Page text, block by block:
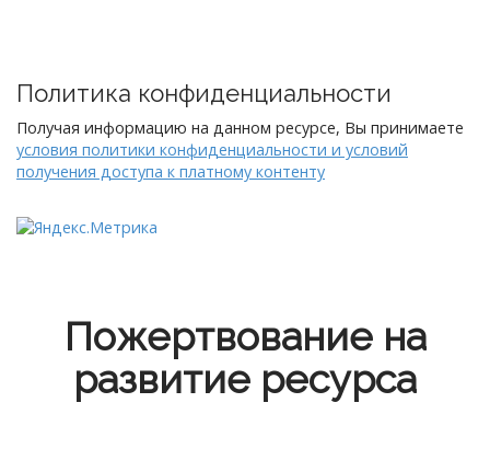
Политика конфиденциальности
Получая информацию на данном ресурсе, Вы принимаете
условия политики конфиденциальности и условий
получения доступа к платному контенту
Пожертвование на
развитие ресурса